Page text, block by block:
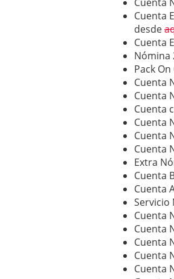
Cuenta
Cuenta
desde
Cuenta
Nómina
Pack
Cuenta
Cuenta
Cuenta
Cuenta
Cuenta
Cuenta
Extra
Cuenta
Cuenta
Servicio
Cuenta
Cuenta
Cuenta
Cuenta
Cuenta